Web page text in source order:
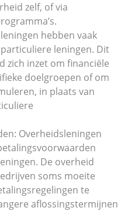
zelf, of via
hebben vaak
leningen. Dit
zich inzet om financiële
doelgroepen of om
in plaats van
Overheidsleningen
De overheid
soms moeite
te
aflossingstermijnen